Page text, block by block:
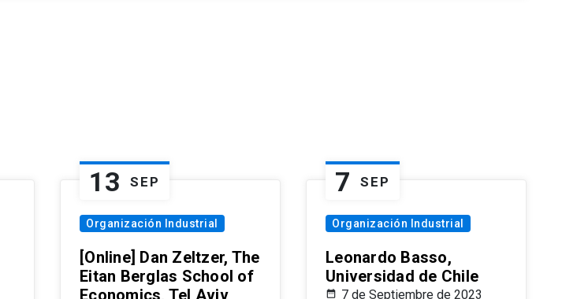
13 SEP
Organización Industrial
[Online] Dan Zeltzer, The
Eitan Berglas School of
7 SEP
Organización Industrial
Leonardo Basso,
Universidad de Chile
7 de Septiembre de 2023